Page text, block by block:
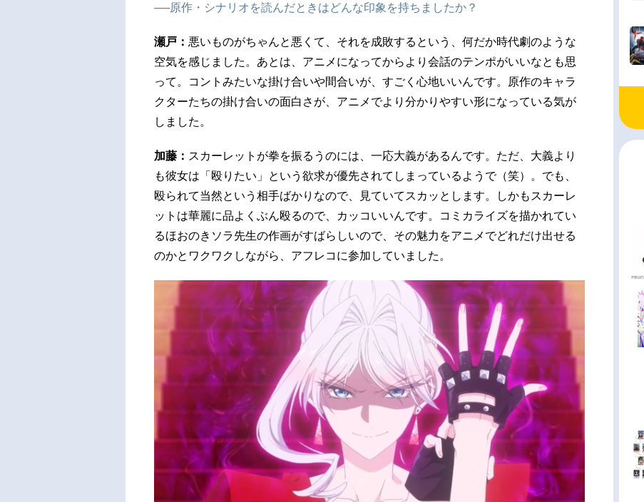
──原作・シナリオを読んだときはどんな印象を持ちましたか？
瀬戸： 悪いものがちゃんと悪くて、それを成敗するという、何だか時代劇のような
空気を感じました。あとは、アニメになってからより会話のテンポがいいなとも思
って。コントみたいな掛け合いや間合いが、すごく心地いいんです。原作のキャラ
クターたちの掛け合いの面白さが、アニメでより分かりやすい形になっている気が
しました。
加藤： スカーレットが拳を振るうのには、一応大義があるんです。ただ、大義より
も彼女は「殴りたい」という欲求が優先されてしまっているようで（笑）。でも、
殴られて当然という相手ばかりなので、見ていてスカッとします。しかもスカーレ
ットは華麗に品よくぶん殴るので、カッコいいんです。コミカライズを描かれてい
るほおのきソラ先生の作画がすばらしいので、その魅力をアニメでどれだけ出せる
のかとワクワクしながら、アフレコに参加していました。